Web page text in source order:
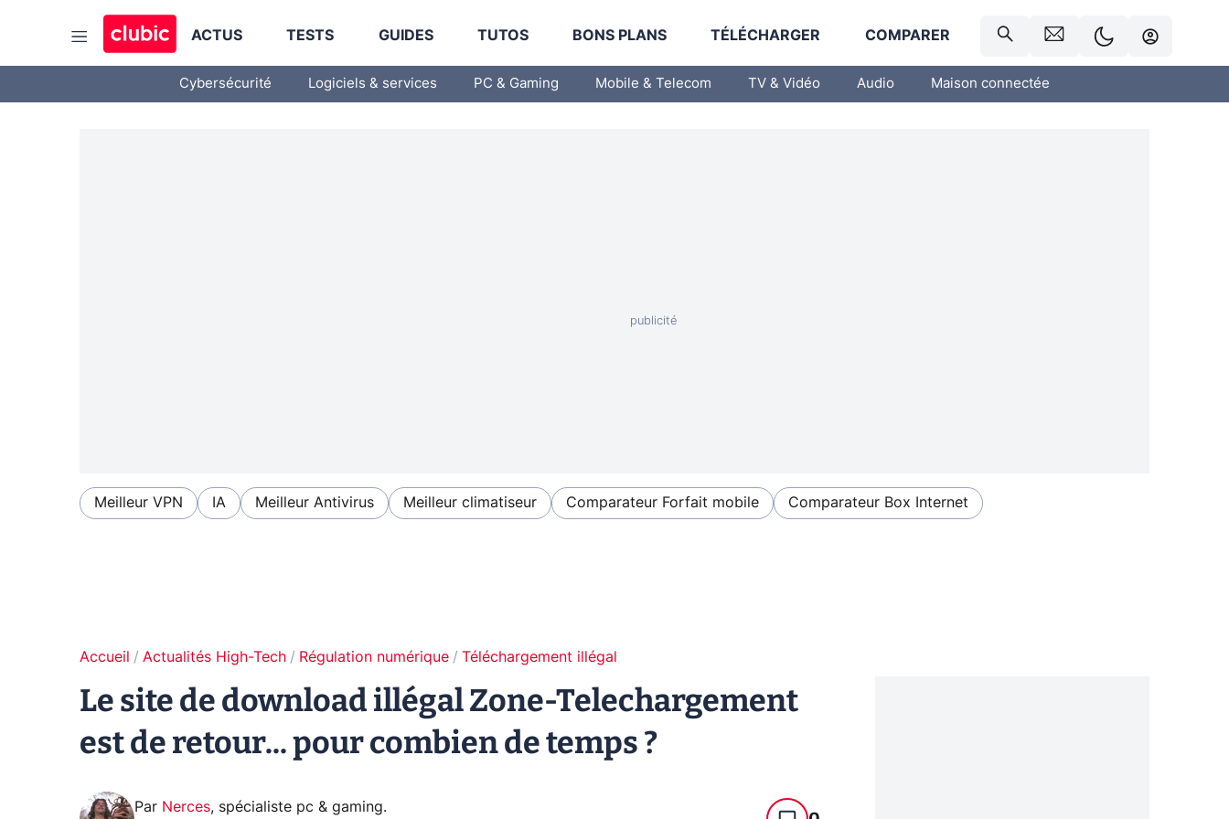
ACTUS TESTS GUIDES TUTOS BONS PLANS TÉLÉCHARGER COMPARER
Cybersécurité Logiciels & services PC & Gaming Mobile & Telecom TV & Vidéo Audio Maison connectée
Meilleur VPN IA Meilleur Antivirus Meilleur climatiseur Comparateur Forfait mobile Comparateur Box Internet
Accueil Actualités High-Tech Régulation numérique Téléchargement illégal
Le site de download illégal Zone-Telechargement
est de retour... pour combien de temps ?
Par Nerces, spécialiste pc & gaming.